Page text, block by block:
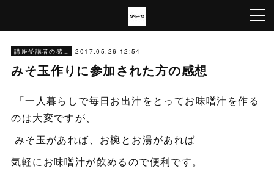
講座受講者の感想 2017.05.26 12:54
みそ玉作りに参加された方の感想
「一人暮らしで毎日お出汁をとってお味噌汁を作る
のは大変ですが、
みそ玉があれば、お椀とお湯があれば
気軽にお味噌汁が飲めるので便利です。